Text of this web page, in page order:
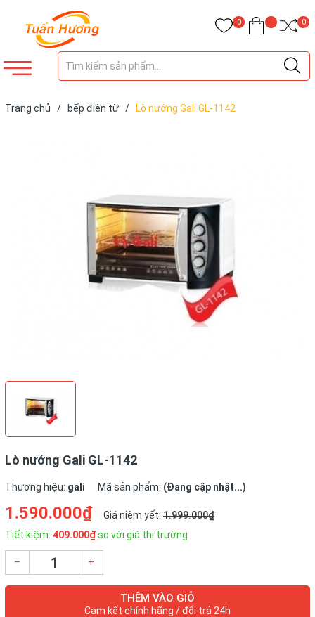
0 0
Trang chủ / bếp điên từ / Lò nướng Gali GL-1142
Lò nướng Gali GL-1142
Thương hiệu: gali Mã sản phẩm: (Đang cập nhật...)
1.590.000₫ Giá niêm yết: 1.999.000₫
Tiết kiệm: 409.000₫so với giá thị trường
– +
THÊM VÀO GIỎ
Cam kết chính hãng / đổi trả 24h